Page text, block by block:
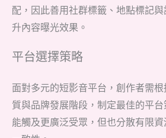
配，因此善用社群標籤、地點標記
升內容曝光效果。
平台選擇策略
面對多元的短影音平台，創作者需
質與品牌發展階段，制定最佳的平
能觸及更廣泛受眾，但也分散有限